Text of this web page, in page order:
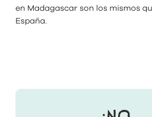
en Madagascar son los mismos
España.